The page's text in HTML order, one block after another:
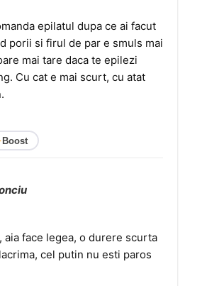
epilatul dupa ce ai facut
porii si firul de par e smuls mai
mai tare daca te epilezi
Cu cat e mai scurt, cu atat
Boost
aia face legea, o durere scurta
cel putin nu esti paros